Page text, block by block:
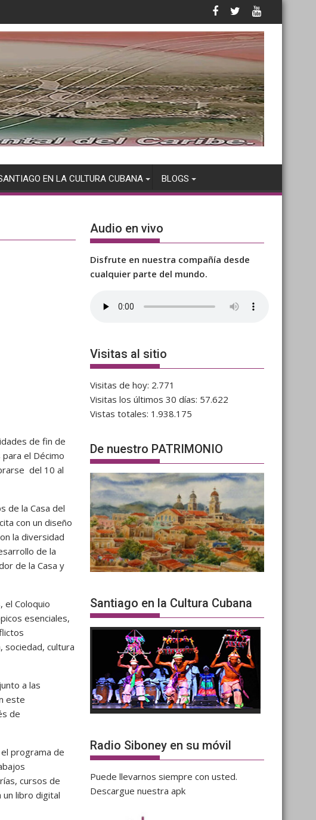
EN LA CULTURA CUBANA BLOGS
de fin de
el Décimo
del 10 al
de la Casa del
con un diseño
la diversidad
de la
de la Casa y
el Coloquio
esenciales,
sociedad, cultura
a las
este
de
programa de
cursos de
libro digital
Audio en vivo
Disfrute en nuestra compañía desde
cualquier parte del mundo.
Visitas al sitio
Visitas de hoy: 2.771
Visitas los últimos 30 días: 57.622
Vistas totales: 1.938.175
De nuestro PATRIMONIO
Santiago en la Cultura Cubana
Radio Siboney en su móvil
Puede llevarnos siempre con usted.
Descargue nuestra apk